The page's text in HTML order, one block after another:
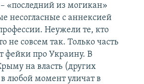
«последний из могикан»
несогласные с аннексией
Неужели те, кто
не совсем так. Только часть
фейки про Украину. В
на власть (других
в любой момент уличат в